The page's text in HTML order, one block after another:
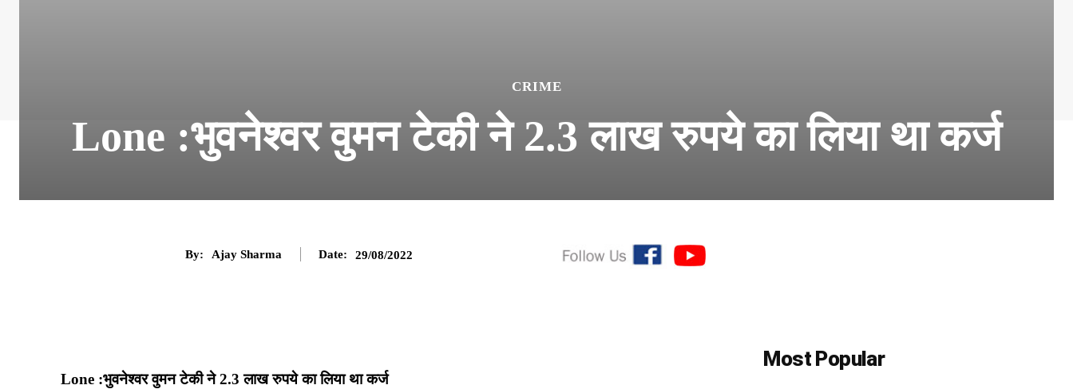
CRIME
Lone :भुवनेश्वर वुमन टेकी ने 2.3 लाख रुपये का लिया था कर्ज
By: Ajay Sharma Date: 29/08/2022
Lone :भुवनेश्वर वुमन टेकी ने 2.3 लाख रुपये का लिया था कर्ज
Most Popular